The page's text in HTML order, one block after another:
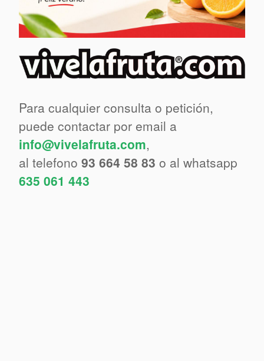
Para cualquier consulta o petición,
puede contactar por email a
info@vivelafruta.com,
al telefono 93 664 58 83 o al whatsapp
635 061 443